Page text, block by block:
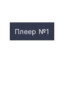
Плеер №1